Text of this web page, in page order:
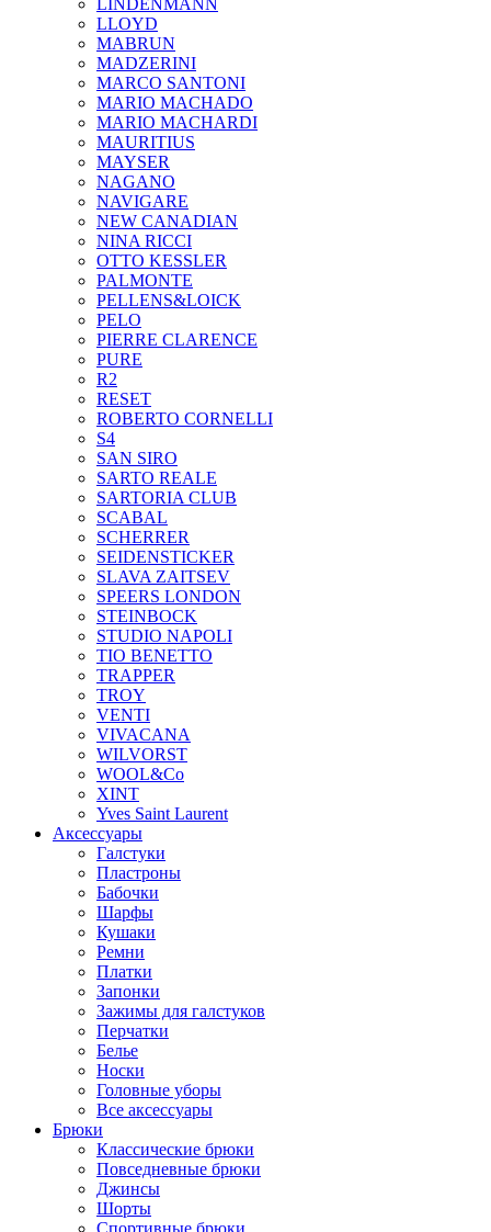
LLOYD
MABRUN
MADZERINI
MARCO SANTONI
MARIO MACHADO
MARIO MACHARDI
MAURITIUS
MAYSER
NAGANO
NAVIGARE
NEW CANADIAN
NINA RICCI
OTTO KESSLER
PALMONTE
PELLENS&LOICK
PELO
PIERRE CLARENCE
PURE
R2
RESET
ROBERTO CORNELLI
S4
SAN SIRO
SARTO REALE
SARTORIA CLUB
SCABAL
SCHERRER
SEIDENSTICKER
SLAVA ZAITSEV
SPEERS LONDON
STEINBOCK
STUDIO NAPOLI
TIO BENETTO
TRAPPER
TROY
VENTI
VIVACANA
WILVORST
WOOL&Co
XINT
Yves Saint Laurent
Аксессуары
Галстуки
Пластроны
Бабочки
Шарфы
Кушаки
Ремни
Платки
Запонки
Зажимы для галстуков
Перчатки
Белье
Носки
Головные уборы
Все аксессуары
Брюки
Классические брюки
Повседневные брюки
Джинсы
Шорты
Спортивные брюки